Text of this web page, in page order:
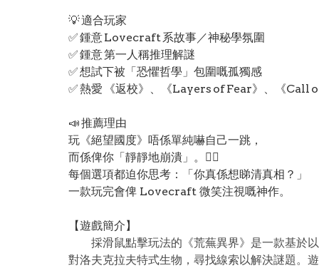
💡 適合玩家
✅ 鍾意 Lovecraft 系故事／神秘學氛圍
✅ 鍾意 第一人稱推理解謎
✅ 想試下被「恐懼哲學」包圍嘅孤獨感
✅ 熱愛 《返校》、《Layers of Fear》、《Call
📣 推薦理由
玩《絕望國度》唔係單純嚇自己一跳，
而係俾你「靜靜地崩潰」。😵‍💫
每個選項都迫你思考：「你真係想睇清真相？」
一款玩完會俾 Lovecraft 微笑注視嘅神作。
【遊戲簡介】
採滑鼠點擊玩法的《荒蕪異界》是一款基於以
對洛夫克拉夫特式生物，尋找線索以解決謎題。